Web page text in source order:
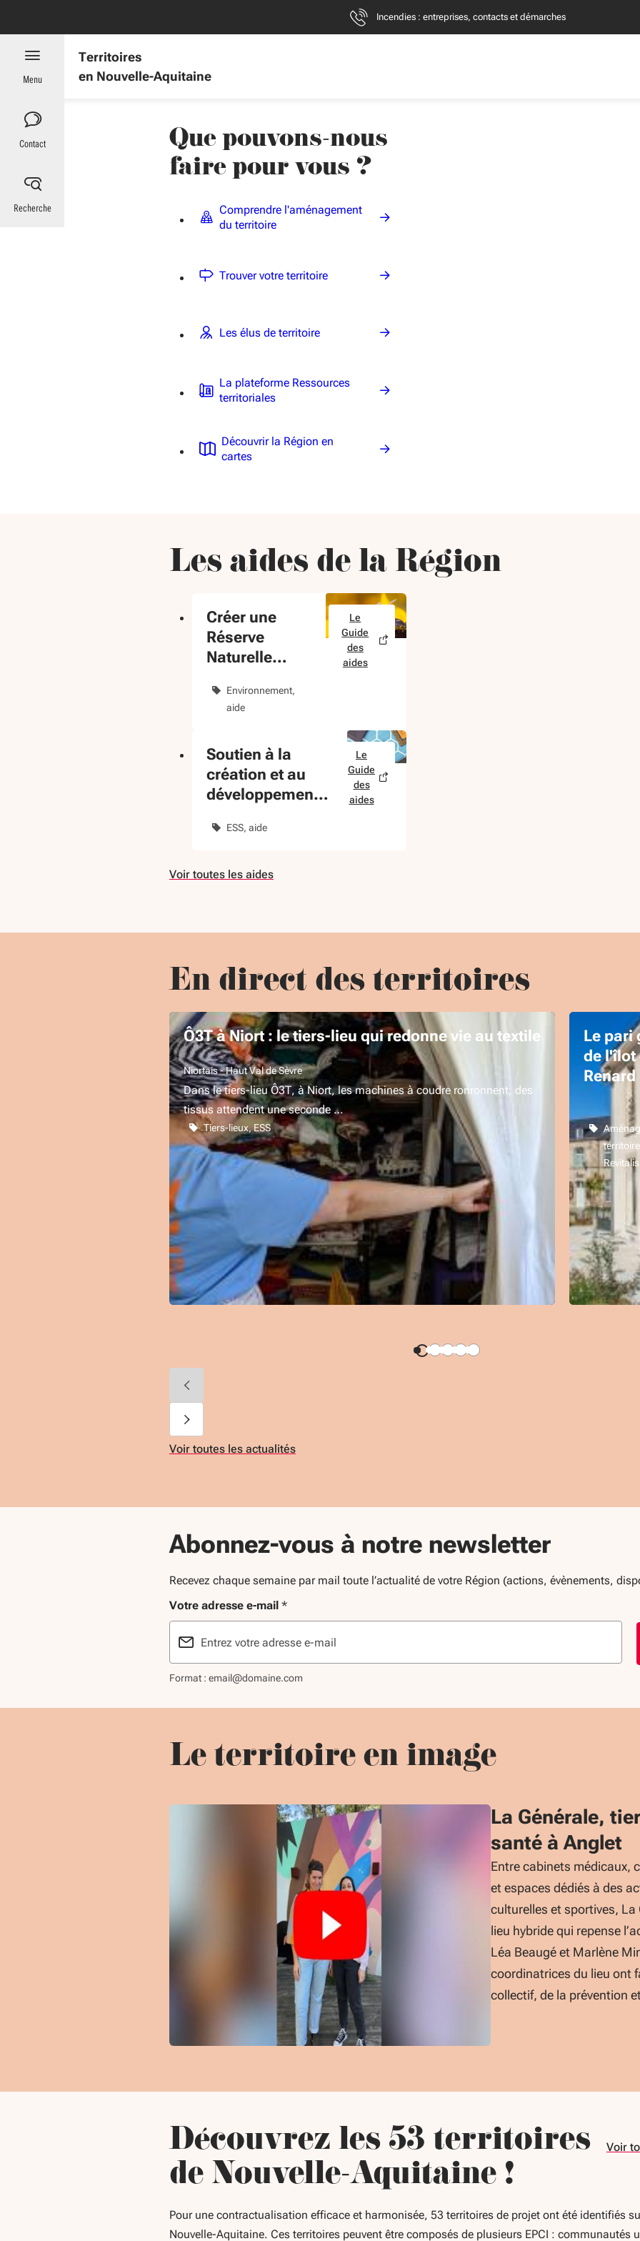
Incendies : entreprises, contacts et démarches
Territoires
en Nouvelle-Aquitaine
Menu
Contact
Recherche
Que pouvons-nous
faire pour vous ?
Comprendre l'aménagement
du territoire
Trouver votre territoire
Les élus de territoire
La plateforme Ressources
territoriales
Découvrir la Région en
cartes
Les aides de la Région
Créer une
Réserve
Naturelle
Environnement
aide
Le
Guide
des
aides
Soutien à la
création et au
développement
l'ESS
ESS aide
Le
Guide
des
aides
Voir toutes les aides
En direct des territoires
Ô3T à Niort : le tiers-lieu qui redonne vie au textile
Niortais - Haut Val de Sèvre
Dans le tiers-lieu Ô3T, à Niort, les machines à coudre ronronnent, des
tissus attendent une seconde …
Tiers-lieux ESS
Le pari
de l'îlot
Renard
territoire
Voir toutes les actualités
Abonnez-vous à notre newsletter
Recevez chaque semaine par mail toute l’actualité de votre Région (actions, évènements,
Votre adresse e-mail *
Format : email@domaine.com
Le territoire en image
La Générale,
santé à Anglet
Entre cabinets médicaux,
et espaces dédiés à des
culturelles et sportives, La
lieu hybride qui repense
Léa Beaugé et Marlène
coordinatrices du lieu ont
collectif, de la prévention
Découvrez les 53 territoires
de Nouvelle-Aquitaine !
Voir
Pour une contractualisation efficace et harmonisée, 53 territoires de projet ont été identifiés
Nouvelle-Aquitaine. Ces territoires peuvent être composés de plusieurs EPCI : communautés